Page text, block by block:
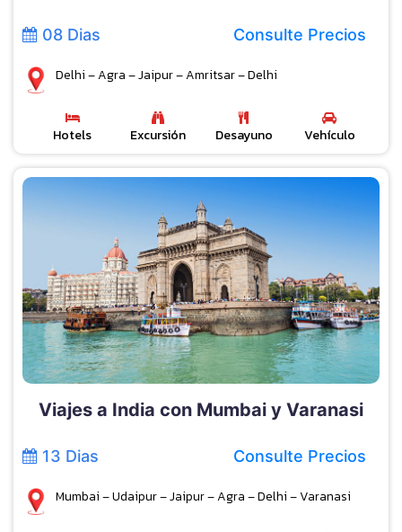
08 Dias Consulte Precios
Delhi – Agra – Jaipur – Amritsar – Delhi
Hotels Excursión Desayuno Vehículo
Viajes a India con Mumbai y Varanasi
13 Dias Consulte Precios
Mumbai – Udaipur – Jaipur – Agra – Delhi – Varanasi